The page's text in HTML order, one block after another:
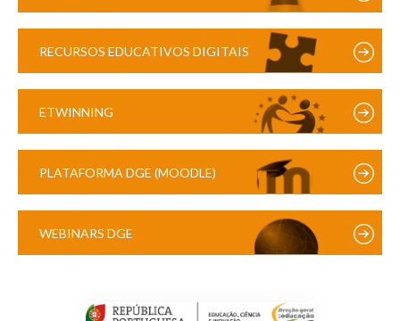
RECURSOS EDUCATIVOS DIGITAIS
ETWINNING
PLATAFORMA DGE (MOODLE)
WEBINARS DGE